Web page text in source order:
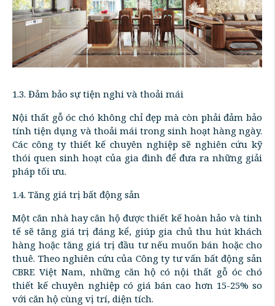
1.3. Đảm bảo sự tiện nghi và thoải mái
Nội thất gỗ óc chó không chỉ đẹp mà còn phải đảm bảo
tính tiện dụng và thoải mái trong sinh hoạt hàng ngày.
Các công ty thiết kế chuyên nghiệp sẽ nghiên cứu kỹ
thói quen sinh hoạt của gia đình để đưa ra những giải
pháp tối ưu.
1.4. Tăng giá trị bất động sản
Một căn nhà hay căn hộ được thiết kế hoàn hảo và tinh
tế sẽ tăng giá trị đáng kể, giúp gia chủ thu hút khách
hàng hoặc tăng giá trị đầu tư nếu muốn bán hoặc cho
thuê. Theo nghiên cứu của Công ty tư vấn bất động sản
CBRE Việt Nam, những căn hộ có nội thất gỗ óc chó
thiết kế chuyên nghiệp có giá bán cao hơn 15-25% so
với căn hộ cùng vị trí, diện tích.